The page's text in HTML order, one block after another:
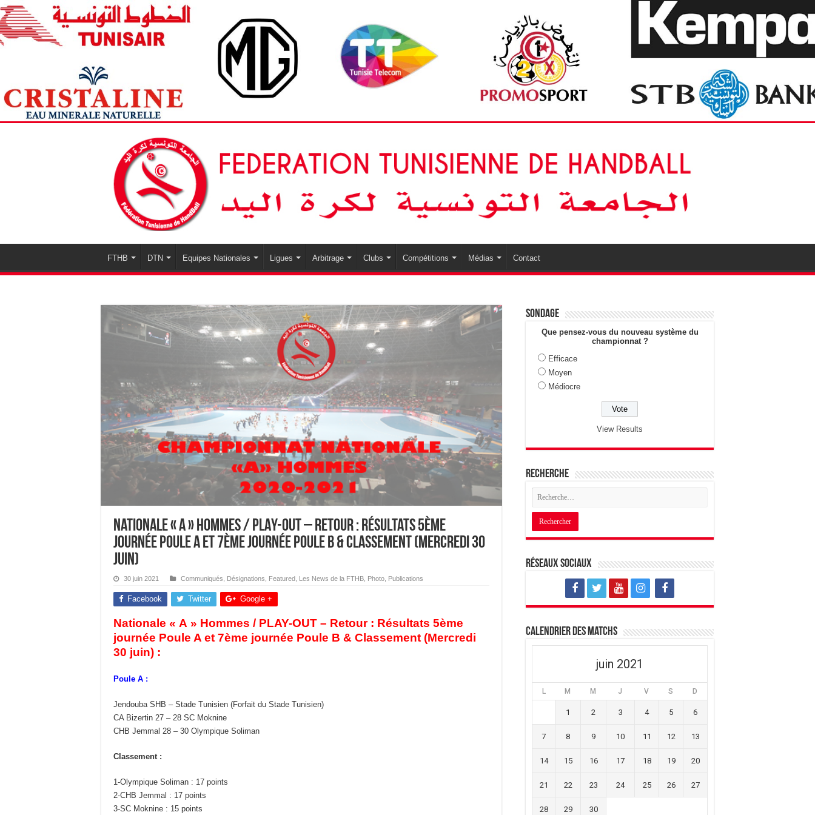
FTHB DTN Equipes Nationales Ligues Arbitrage Clubs Compétitions Médias Contact
Nationale « A » Hommes / PLAY-OUT – Retour : Résultats 5ème
journée Poule A et 7ème journée Poule B & Classement (Mercredi 30
juin)
30 juin 2021 Communiqués Désignations Featured Les News de la FTHB Photo Publications
Facebook Twitter Google +
Nationale « A » Hommes / PLAY-OUT – Retour : Résultats 5ème
journée Poule A et 7ème journée Poule B & Classement (Mercredi
30 juin) :
Poule A :
Jendouba SHB – Stade Tunisien (Forfait du Stade Tunisien)
CA Bizertin 27 – 28 SC Moknine
CHB Jemmal 28 – 30 Olympique Soliman
Classement :
1-Olympique Soliman : 17 points
2-CHB Jemmal : 17 points
3-SC Moknine : 15 points
Sondage
Que pensez-vous du nouveau système du
championnat ?
Efficace
Moyen
Médiocre
View Results
Recherche
Réseaux sociaux
Calendrier des matchs
juin 2021
L M M J V S D
1 2 3 4 5 6
7 8 9 10 11 12 13
14 15 16 17 18 19 20
21 22 23 24 25 26 27
28 29 30